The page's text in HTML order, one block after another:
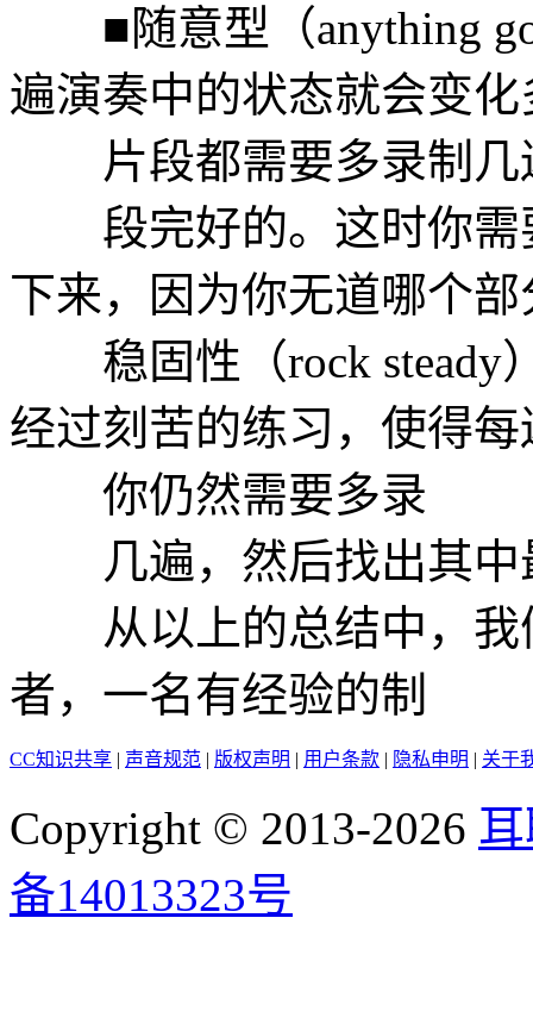
■随意型（anything
遍演奏中的状态就会变
片段都需要多录制几
段完好的。这时你需
下来，因为你无道哪个
稳固性（rock steady
经过刻苦的练习，使得
你仍然需要多录
几遍，然后找出其中
从以上的总结中，我
者，一名有经验的制
CC知识共享 | 声音规范 | 版权声明 | 用户条款 | 隐私申明 | 关于
Copyright © 2013-2026
备14013323号